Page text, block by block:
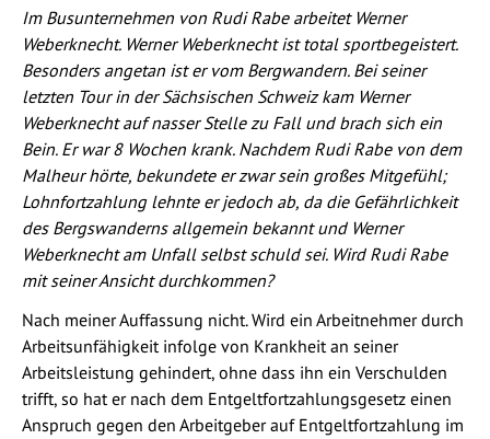
Im Busunternehmen von Rudi Rabe arbeitet Werner
Weberknecht. Werner Weberknecht ist total sportbegeistert.
Besonders angetan ist er vom Bergwandern. Bei seiner
letzten Tour in der Sächsischen Schweiz kam Werner
Weberknecht auf nasser Stelle zu Fall und brach sich ein
Bein. Er war 8 Wochen krank. Nachdem Rudi Rabe von dem
Malheur hörte, bekundete er zwar sein großes Mitgefühl;
Lohnfortzahlung lehnte er jedoch ab, da die Gefährlichkeit
des Bergswanderns allgemein bekannt und Werner
Weberknecht am Unfall selbst schuld sei. Wird Rudi Rabe
mit seiner Ansicht durchkommen?
Nach meiner Auffassung nicht. Wird ein Arbeitnehmer durch
Arbeitsunfähigkeit infolge von Krankheit an seiner
Arbeitsleistung gehindert, ohne dass ihn ein Verschulden
trifft, so hat er nach dem Entgeltfortzahlungsgesetz einen
Anspruch gegen den Arbeitgeber auf Entgeltfortzahlung im